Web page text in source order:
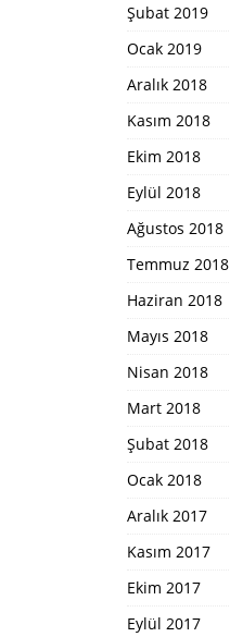
Şubat 2019
Ocak 2019
Aralık 2018
Kasım 2018
Ekim 2018
Eylül 2018
Ağustos 2018
Temmuz 2018
Haziran 2018
Mayıs 2018
Nisan 2018
Mart 2018
Şubat 2018
Ocak 2018
Aralık 2017
Kasım 2017
Ekim 2017
Eylül 2017